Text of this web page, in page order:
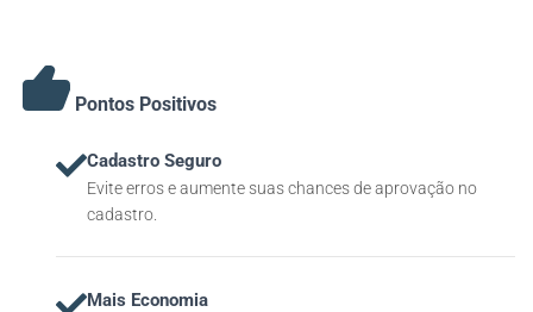
Pontos Positivos
Cadastro Seguro
Evite erros e aumente suas chances de aprovação no
cadastro.
Mais Economia